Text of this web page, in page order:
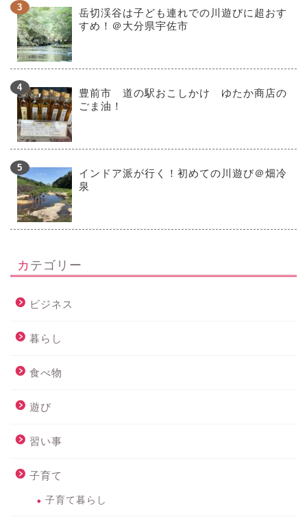
岳切渓谷は子ども連れでの川遊びに超おす
すめ！＠大分県宇佐市
豊前市 道の駅おこしかけ ゆたか商店の
ごま油！
インドア派が行く！初めての川遊び＠畑冷
泉
カテゴリー
ビジネス
暮らし
食べ物
遊び
習い事
子育て
子育て暮らし